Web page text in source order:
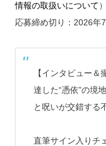
情報の取扱いについて）
応募締め切り：2026年
【インタビュー＆
達した“憑依”の
と呪いが交錯する
直筆サイン入りチ